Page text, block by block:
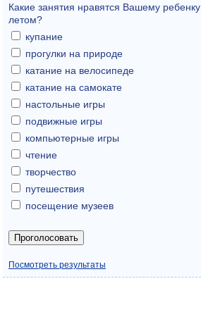
Какие занятия нравятся Вашему ребенку
летом?
купание
прогулки на природе
катание на велосипеде
катание на самокате
настольные игры
подвижные игры
компьютерные игры
чтение
творчество
путешествия
посещение музеев
Посмотреть результаты